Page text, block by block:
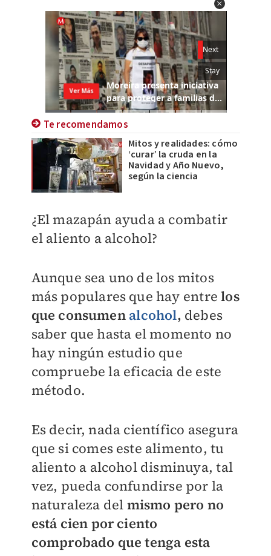
Te recomendamos
Mitos y realidades: cómo
‘curar’ la cruda en la
Navidad y Año Nuevo,
según la ciencia
¿El mazapán ayuda a combatir
el aliento a alcohol?
Aunque sea uno de los mitos
más populares que hay entrelos
que consumen alcohol, debes
saber que hasta el momento no
hay ningún estudio que
compruebe la eficacia de este
método.
Es decir, nada científico asegura
que si comes este alimento, tu
aliento a alcohol disminuya, tal
vez, pueda confundirse por la
naturaleza del mismo pero no
está cien por ciento
comprobado que tenga esta